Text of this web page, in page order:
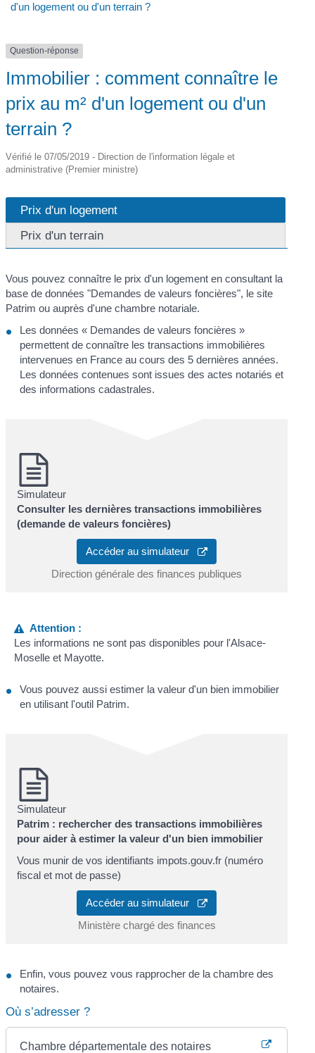
d'un logement ou d'un terrain ?
Question-réponse
Immobilier : comment connaître le
prix au m² d'un logement ou d'un
terrain ?
Vérifié le 07/05/2019 - Direction de l'information légale et
administrative (Premier ministre)
Prix d'un logement
Prix d'un terrain
Vous pouvez connaître le prix d'un logement en consultant la
base de données "Demandes de valeurs foncières", le site
Patrim ou auprès d'une chambre notariale.
Les données « Demandes de valeurs foncières »
permettent de connaître les transactions immobilières
intervenues en France au cours des 5 dernières années.
Les données contenues sont issues des actes notariés et
des informations cadastrales.
Simulateur
Consulter les dernières transactions immobilières
(demande de valeurs foncières)
Accéder au simulateur
Direction générale des finances publiques
Attention :
Les informations ne sont pas disponibles pour l'Alsace-
Moselle et Mayotte.
Vous pouvez aussi estimer la valeur d'un bien immobilier
en utilisant l'outil Patrim.
Simulateur
Patrim : rechercher des transactions immobilières
pour aider à estimer la valeur d'un bien immobilier
Vous munir de vos identifiants impots.gouv.fr (numéro
fiscal et mot de passe)
Accéder au simulateur
Ministère chargé des finances
Enfin, vous pouvez vous rapprocher de la chambre des
notaires.
Où s’adresser ?
Chambre départementale des notaires